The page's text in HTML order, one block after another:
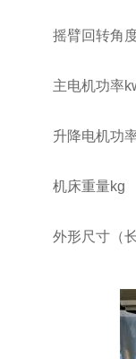
摇臂
主电
升降
机床
外形尺寸